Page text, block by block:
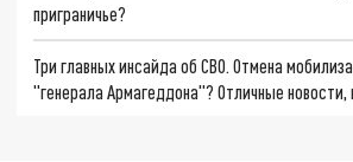
приграничье?
Три главных инсайда об СВО. Отмена
"генерала Армагеддона"? Отличные